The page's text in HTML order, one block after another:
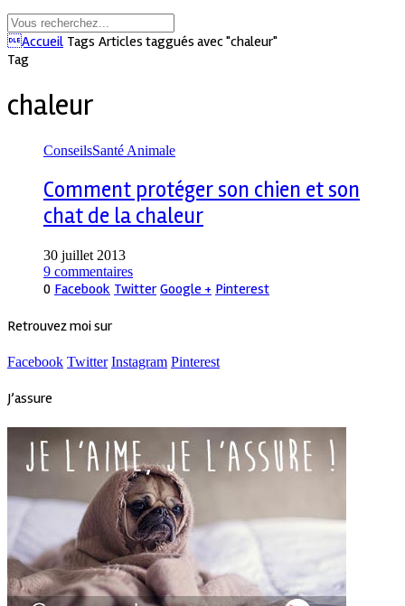
Accueil Tags Articles taggués avec "chaleur"
Tag
chaleur
ConseilsSanté Animale
Comment protéger son chien et son
chat de la chaleur
30 juillet 2013
9 commentaires
0 Facebook Twitter Google + Pinterest
Retrouvez moi sur
Facebook Twitter Instagram Pinterest
J’assure